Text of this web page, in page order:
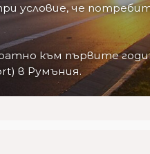
условие, че
към първите
в Румъния.